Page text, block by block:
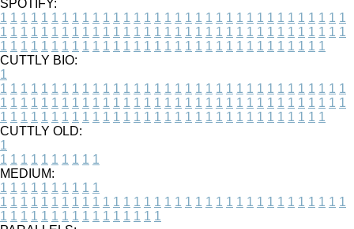
SPOTIFY:
1 1 1 1 1 1 1 1 1 1 1 1 1 1 1 1 1 1 1 1 1 1 1 1 1 1 1 1 1 1 1 1 1 1
1 1 1 1 1 1 1 1 1 1 1 1 1 1 1 1 1 1 1 1 1 1 1 1 1 1 1 1 1 1 1 1 1 1
1 1 1 1 1 1 1 1 1 1 1 1 1 1 1 1 1 1 1 1 1 1 1 1 1 1 1 1 1 1 1 1
CUTTLY BIO:
1
1 1 1 1 1 1 1 1 1 1 1 1 1 1 1 1 1 1 1 1 1 1 1 1 1 1 1 1 1 1 1 1 1 1
1 1 1 1 1 1 1 1 1 1 1 1 1 1 1 1 1 1 1 1 1 1 1 1 1 1 1 1 1 1 1 1 1 1
1 1 1 1 1 1 1 1 1 1 1 1 1 1 1 1 1 1 1 1 1 1 1 1 1 1 1 1 1 1 1 1
CUTTLY OLD:
1
1 1 1 1 1 1 1 1 1 1
MEDIUM:
1 1 1 1 1 1 1 1 1 1
1 1 1 1 1 1 1 1 1 1 1 1 1 1 1 1 1 1 1 1 1 1 1 1 1 1 1 1 1 1 1 1 1 1
1 1 1 1 1 1 1 1 1 1 1 1 1 1 1 1